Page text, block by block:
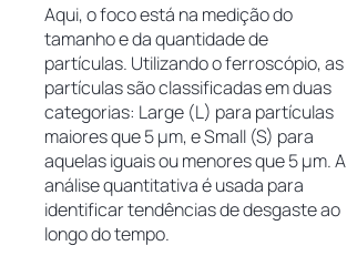
Aqui, o foco está na medição do
tamanho e da quantidade de
partículas. Utilizando o ferroscópio, as
partículas são classificadas em duas
categorias: Large (L) para partículas
maiores que 5 µm, e Small (S) para
aquelas iguais ou menores que 5 µm. A
análise quantitativa é usada para
identificar tendências de desgaste ao
longo do tempo.